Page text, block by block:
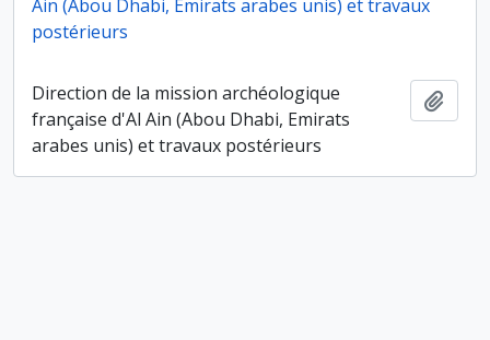
Ain (Abou Dhabi, Emirats arabes unis) et travaux
postérieurs
Direction de la mission archéologique
française d'Al Ain (Abou Dhabi, Emirats
arabes unis) et travaux postérieurs